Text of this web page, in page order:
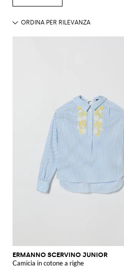
ERMANNO SCERVINO JUNIOR
Camicia in cotone a righe